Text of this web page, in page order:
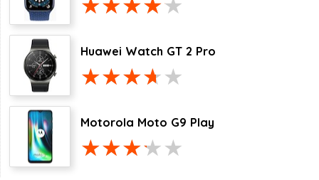
Huawei Watch GT 2 Pro
Motorola Moto G9 Play